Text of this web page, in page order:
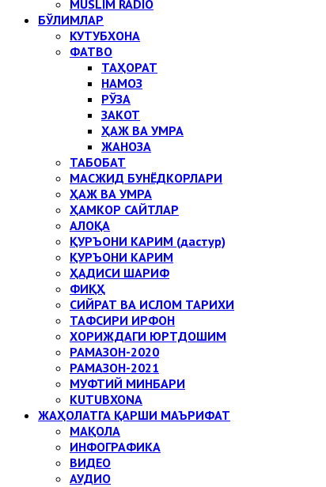
MUSLIM RADIO
БЎЛИМЛАР
КУТУБХОНА
ФАТВО
ТАҲОРАТ
НАМОЗ
РЎЗА
ЗАКОТ
ҲАЖ ВА УМРА
ЖАНОЗА
ТАБОБАТ
МАСЖИД БУНЁДКОРЛАРИ
ҲАЖ ВА УМРА
ҲАМКОР САЙТЛАР
АЛОҚА
ҚУРЪОНИ КАРИМ (дастур)
ҚУРЪОНИ КАРИМ
ҲАДИСИ ШАРИФ
ФИҚҲ
СИЙРАТ ВА ИСЛОМ ТАРИХИ
ТАФСИРИ ИРФОН
ХОРИЖДАГИ ЮРТДОШИМ
РАМАЗОН-2020
РАМАЗОН-2021
МУФТИЙ МИНБАРИ
KUTUBXONA
ЖАҲОЛАТГА ҚАРШИ МАЪРИФАТ
МАҚОЛА
ИНФОГРАФИКА
ВИДЕО
АУДИО